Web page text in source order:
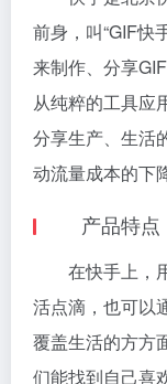
前身，叫“GIF快
来制作、分享
从纯粹的工具应
分享生产、生活
动流量成本的下
产品特点
在快手上，用
活点滴，也可以
覆盖生活的方方
们能找到自己喜